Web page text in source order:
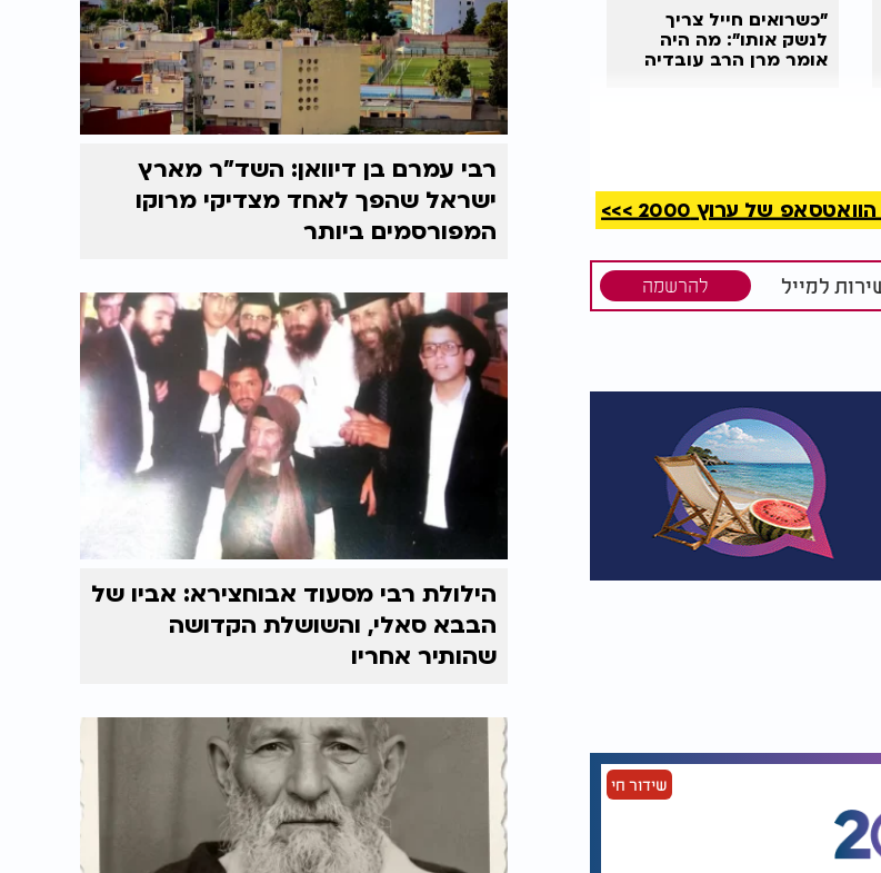
"כשרואים חייל צריך
לנשק אותו": מה היה
אומר מרן הרב עובדיה
ולא "בעל הנס" - אלא בדיוק
כוח אדיר.
. כמו שבחיי מאיר נענו
מבקש ישועה - בפרנסה,
הוא יראה ניסים, בזכות
של ערוץ 2000 >>>
למייל להרשמה
שידור חי
רבי עמרם בן דיוואן: השד"ר מארץ
ישראל שהפך לאחד מצדיקי מרוקו
המפורסמים ביותר
הילולת רבי מסעוד אבוחצירא: אביו של
הבבא סאלי, והשושלת הקדושה
שהותיר אחריו